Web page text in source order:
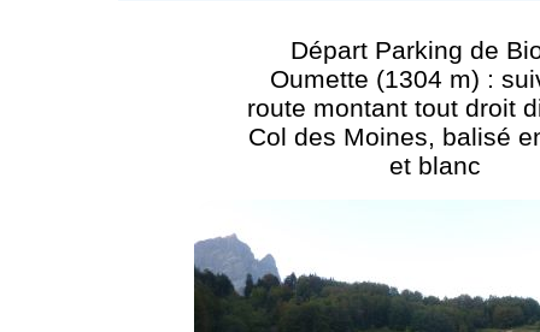
Départ Parking de
Oumette (1304 m) :
route montant tout droit
Col des Moines, balisé
et blanc